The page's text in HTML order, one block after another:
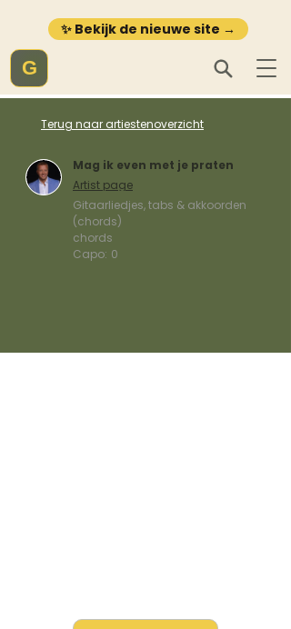
✨ Bekijk de nieuwe site →
G
Terug naar artiestenoverzicht
Mag ik even met je praten
Artist page
Gitaarliedjes, tabs & akkoorden
(chords)
chords
Capo: 0